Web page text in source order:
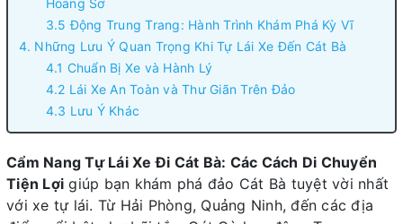
Hoang Sơ
3.5 Động Trung Trang: Hành Trình Khám Phá Kỳ Vĩ
4. Những Lưu Ý Quan Trọng Khi Tự Lái Xe Đến Cát Bà
4.1 Chuẩn Bị Xe và Hành Lý
4.2 Lái Xe An Toàn và Thư Giãn Trên Đảo
4.3 Lưu Ý Khác
Cẩm Nang Tự Lái Xe Đi Cát Bà: Các Cách Di Chuyển
Tiện Lợi giúp bạn khám phá đảo Cát Bà tuyệt vời nhất
với xe tự lái. Từ Hải Phòng, Quảng Ninh, đến các địa